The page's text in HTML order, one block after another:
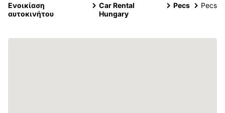
Ενοικίαση
αυτοκινήτου
Car Rental
Hungary
Pecs Pecs